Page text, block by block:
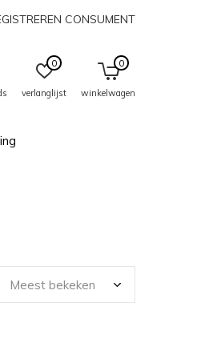
verlanglijst
0
winkelwagen
0
CONSUMENT